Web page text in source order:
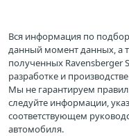
Вся информация по
данный момент данных, а
полученных Ravensberger
разработке и
Мы не гарантируем
следуйте информации,
соответствующем
автомобиля.